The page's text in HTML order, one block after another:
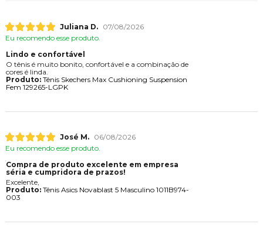
Juliana D.
07/08/2026
Eu recomendo esse produto.
Lindo e confortável
O tênis é muito bonito, confortável e a combinação de
cores é linda.
Produto:Tênis Skechers Max Cushioning Suspension
Fem 129265-LGPK
José M.
06/08/2026
Eu recomendo esse produto.
Compra de produto excelente em empresa
séria e cumpridora de prazos!
Excelente,
Produto:Tênis Asics Novablast 5 Masculino 1011B974-
003